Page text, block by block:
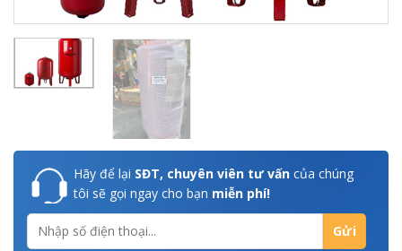
Hãy để lại SĐT, chuyên viên tư vấn của chúng
tôi sẽ gọi ngay cho bạn miễn phí!